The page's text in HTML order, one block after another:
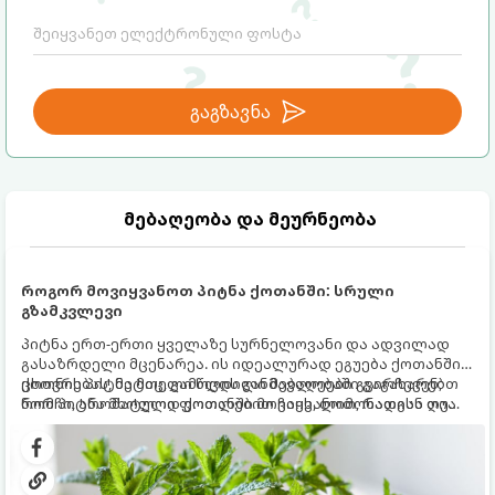
გაგზავნა
მებაღეობა და მეურნეობა
როგორ მოვიყვანოთ პიტნა ქოთანში: სრული
გზამკვლევი
პიტნა ერთ-ერთი ყველაზე სურნელოვანი და ადვილად
გასაზრდელი მცენარეა. ის იდეალურად ეგუება ქოთანში
ცხოვრებას, მეტიც, გამოცდილი მებაღეები გვირჩევენ,
რომ პიტნა მხოლოდ ქოთანში მოვიყვანოთ, რადგან ღია
გრუნტში (ბაღში) დარგვისას ის ფესვებით ძალიან
სწრაფად ვრცელდება და სხვა მცენარეებს ავიწროებს.
ქოთნის პიტნა მთელი წლის განმავლობაში გაგახარებთ
ნორჩი, არომატული ფოთლებით ჩაის, ლიმონათისა თუ
კერძებისთვის.